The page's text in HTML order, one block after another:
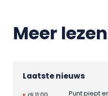
Meer
Laatste nieuws
Punt piept